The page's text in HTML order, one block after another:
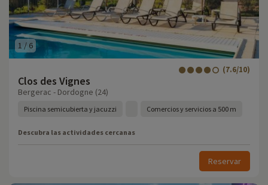
1 / 6
Clos des Vignes
(7.6/10)
Bergerac - Dordogne (24)
Piscina semicubierta y jacuzzi Comercios y servicios a 500 m
Descubra las actividades cercanas
Reservar